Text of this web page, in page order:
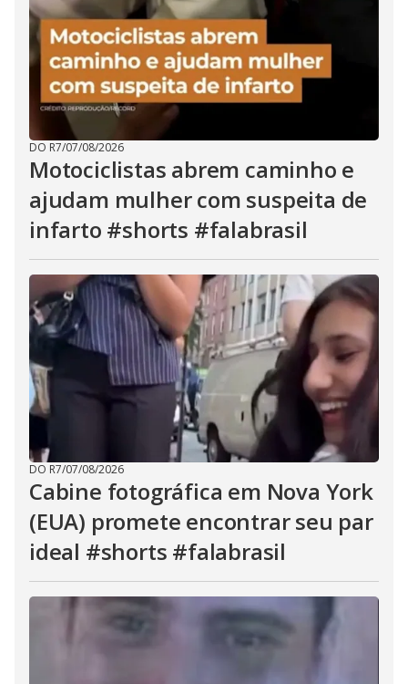
DO R7/07/08/2026
Motociclistas abrem caminho e
ajudam mulher com suspeita de
infarto #shorts #falabrasil
DO R7/07/08/2026
Cabine fotográfica em Nova York
(EUA) promete encontrar seu par
ideal #shorts #falabrasil